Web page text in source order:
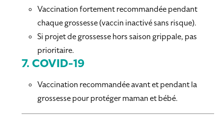
Vaccination fortement recommandée pendant
chaque grossesse (vaccin inactivé sans risque).
Si projet de grossesse hors saison grippale, pas
prioritaire.
7. COVID-19
Vaccination recommandée avant et pendant la
grossesse pour protéger maman et bébé.